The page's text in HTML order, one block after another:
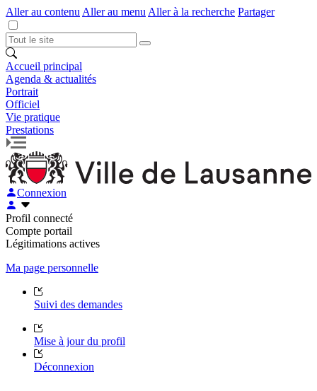
Aller au contenu Aller au menu Aller à la recherche Partager
Accueil principal
Agenda & actualités
Portrait
Officiel
Vie pratique
Prestations
Connexion
Profil connecté
Compte portail
Légitimations actives
Ma page personnelle
Suivi des demandes
Mise à jour du profil
Déconnexion